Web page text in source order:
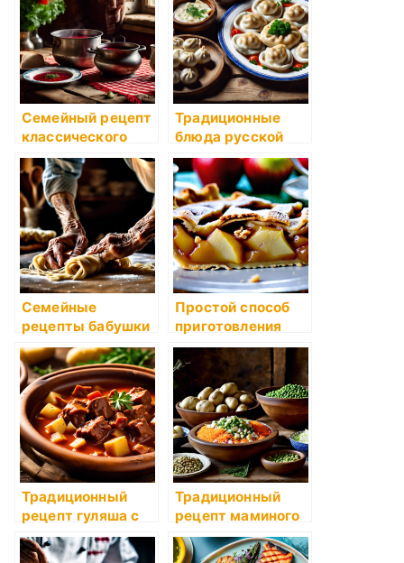
Семейный рецепт
классического
борща
Традиционные
блюда русской
кухни: пельмени и
блины
Семейные
рецепты бабушки
Розы
Простой способ
приготовления
пирога с яблоками
Традиционный
рецепт гуляша с
мясом и
картофелем
Традиционный
рецепт маминого
оливье